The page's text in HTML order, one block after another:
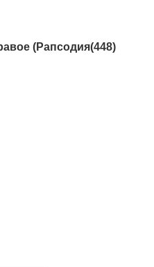
(Рапсодия(448)